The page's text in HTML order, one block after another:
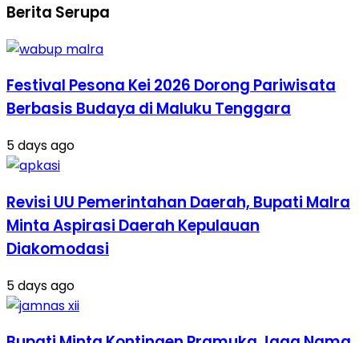
Berita Serupa
Festival Pesona Kei 2026 Dorong Pariwisata
Berbasis Budaya di Maluku Tenggara
5 days ago
Revisi UU Pemerintahan Daerah, Bupati Malra
Minta Aspirasi Daerah Kepulauan
Diakomodasi
5 days ago